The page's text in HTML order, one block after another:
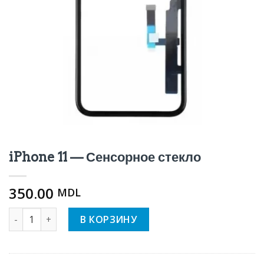
iPhone 11 — Сенсорное стекло
350.00 MDL
Количество iPhone 11 - Сенсорное стекло
В КОРЗИНУ